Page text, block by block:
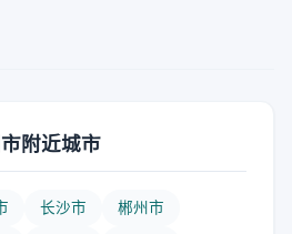
附近城市
长沙市 郴州市